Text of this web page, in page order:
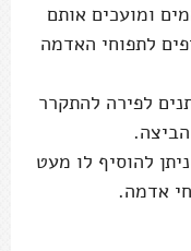
ומועכים אותם
לתפוחי האדמה
לפירה להתקרר
להוסיף לו מעט
אדמה.